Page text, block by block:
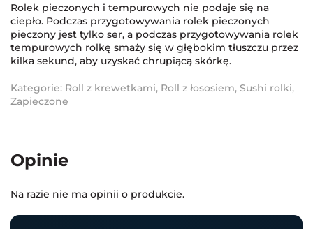
Rolek pieczonych i tempurowych nie podaje się na
ciepło. Podczas przygotowywania rolek pieczonych
pieczony jest tylko ser, a podczas przygotowywania rolek
tempurowych rolkę smaży się w głębokim tłuszczu przez
kilka sekund, aby uzyskać chrupiącą skórkę.
Kategorie: Roll z krewetkami, Roll z łososiem, Sushi rolki,
Zapieczone
Opinie
Na razie nie ma opinii o produkcie.